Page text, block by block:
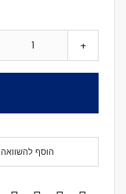
+
הוסף להשוואה